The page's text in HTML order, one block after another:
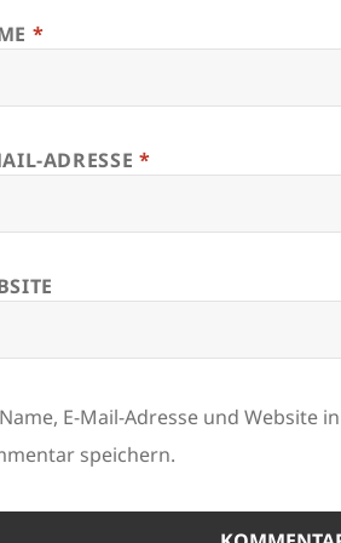
*
ADRESSE *
Name, E-Mail-Adresse und Website
speichern.